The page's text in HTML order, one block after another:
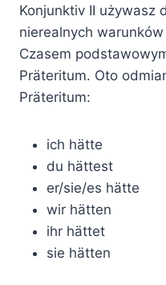
Konjunktiv II używasz
nierealnych
Czasem
Präteritum. Oto
Präteritum:
ich hätte
du hättest
er/sie/es hätte
wir hätten
ihr hättet
sie hätten